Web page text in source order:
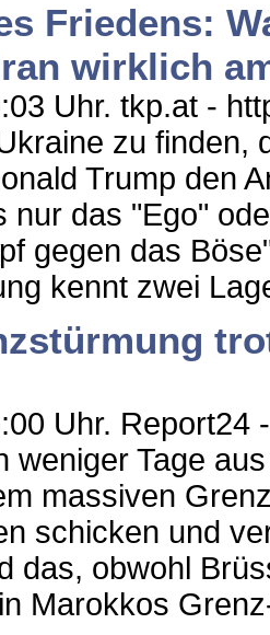
Friedens:
wirklich
Uhr. tkp.at -
zu finden,
Trump den
nur das "Ego"
gegen das
kennt zwei
Uhr.
weniger Tage
massiven
schicken und
das, obwohl
Marokkos